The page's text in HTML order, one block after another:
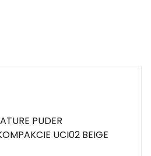
PUDER
UCI02 BEIGE